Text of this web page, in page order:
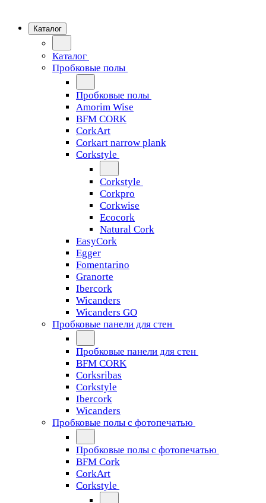
Каталог
Каталог
Пробковые полы
Пробковые полы
Amorim Wise
BFM CORK
CorkArt
Corkart narrow plank
Corkstyle
Corkstyle
Corkpro
Corkwise
Ecocork
Natural Cork
EasyCork
Egger
Fomentarino
Granorte
Ibercork
Wicanders
Wicanders GO
Пробковые панели для стен
Пробковые панели для стен
BFM CORK
Corksribas
Corkstyle
Ibercork
Wicanders
Пробковые полы с фотопечатью
Пробковые полы с фотопечатью
BFM Cork
CorkArt
Corkstyle